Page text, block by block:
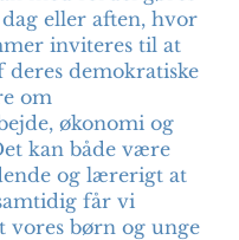
eller aften, hvor
inviteres til at
deres demokratiske
om
økonomi og
kan både være
og lærerigt at
får vi
vores børn og unge